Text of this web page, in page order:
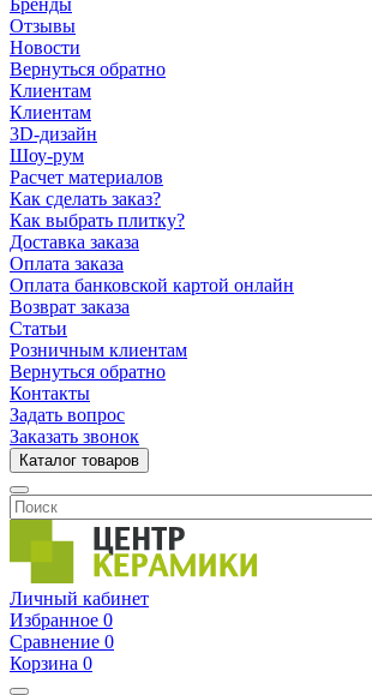
Бренды
Отзывы
Новости
Вернуться обратно
Клиентам
Клиентам
3D-дизайн
Шоу-рум
Расчет материалов
Как сделать заказ?
Как выбрать плитку?
Доставка заказа
Оплата заказа
Оплата банковской картой онлайн
Возврат заказа
Статьи
Розничным клиентам
Вернуться обратно
Контакты
Задать вопрос
Заказать звонок
Каталог товаров
Личный кабинет
Избранное 0
Сравнение 0
Корзина 0